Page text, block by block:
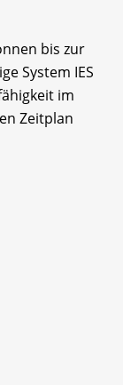
bis zur
System IES
im
Zeitplan